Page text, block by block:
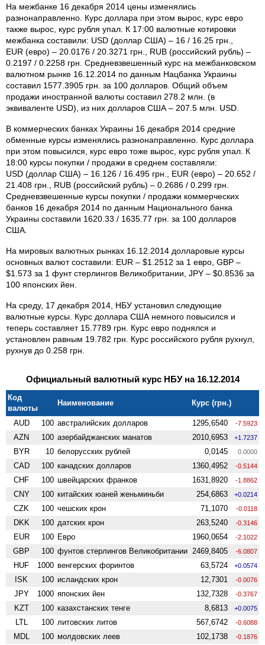
На межбанке 16 декабря 2014 цены изменялись
разнонаправленно. Курс доллара при этом вырос, курс евро
также вырос, курс рубля упал. К 17:00 валютные котировки
межбанка составили: USD (доллар США) – 16 / 16.25 грн.,
EUR (евро) – 20.0176 / 20.3271 грн., RUB (российский рубль) –
0.2197 / 0.2258 грн. Средневзвешенный курс на межбанковском
валютном рынке 16.12.2014 по данным Нацбанка Украины
составил 1577.3905 грн. за 100 долларов. Общий объем
продажи иностранной валюты составил 278.2 млн. (в
эквиваленте USD), из них долларов США – 207.5 млн. USD.
В коммерческих банках Украины 16 декабря 2014 средние
обменные курсы изменялись разнонаправленно. Курс доллара
при этом повысился, курс евро тоже вырос, курс рубля упал. К
18:00 курсы покупки / продажи в среднем составляли:
USD (доллар США) – 16.126 / 16.495 грн., EUR (евро) – 20.652 /
21.408 грн., RUB (российский рубль) – 0.2686 / 0.299 грн.
Средневзвешенные курсы покупки / продажи коммерческих
банков 16 декабря 2014 по данным Национального банка
Украины составили 1620.33 / 1635.77 грн. за 100 долларов
США.
На мировых валютных рынках 16.12.2014 долларовые курсы
основных валют составили: EUR – $1.2512 за 1 евро, GBP –
$1.573 за 1 фунт стерлингов Великобритании, JPY – $0.8536 за
100 японских йен.
На среду, 17 декабря 2014, НБУ установил следующие
валютные курсы. Курс доллара США немного повысился и
теперь составляет 15.7789 грн. Курс евро поднялся и
установлен равным 19.782 грн. Курс российского рубля рухнул,
рухнув до 0.258 грн.
Официальный валютный курс НБУ на 16.12.2014
Код
валюты
Наименование Курс (грн.)
AUD 100 австралийских долларов 1295,6540 -7.5923
AZN 100 азербайджанских манатов 2010,6953 +1.7237
BYR 10 белорусских рублей 0,0145 0.0000
CAD 100 канадских долларов 1360,4952 -0.5144
CHF 100 швейцарских франков 1631,8920 -1.8862
CNY 100 китайских юаней женьминьби 254,6863 +0.0214
CZK 100 чешских крон 71,1070 -0.0118
DKK 100 датских крон 263,5240 -0.3146
EUR 100 Евро 1960,0654 -2.1022
GBP 100 фунтов стерлингов Велико­британии 2469,8405 -6.0807
HUF 1000 венгерских форинтов 63,5724 +0.0574
ISK 100 исландских крон 12,7301 -0.0076
JPY 1000 японских йен 132,7328 -0.3767
KZT 100 казахстанских тенге 8,6813 +0.0075
LTL 100 литовских литов 567,6742 -0.6088
MDL 100 молдовских леев 102,1738 -0.1876